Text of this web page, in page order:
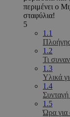
περιμένει ο
σταφύλια!
5
1.1
1.2
Τι
1.3
Υλικά
1.4
1.5
Ώρα για